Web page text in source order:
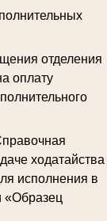
отделения
оплату
ходатайства
исполнения в
«Образец